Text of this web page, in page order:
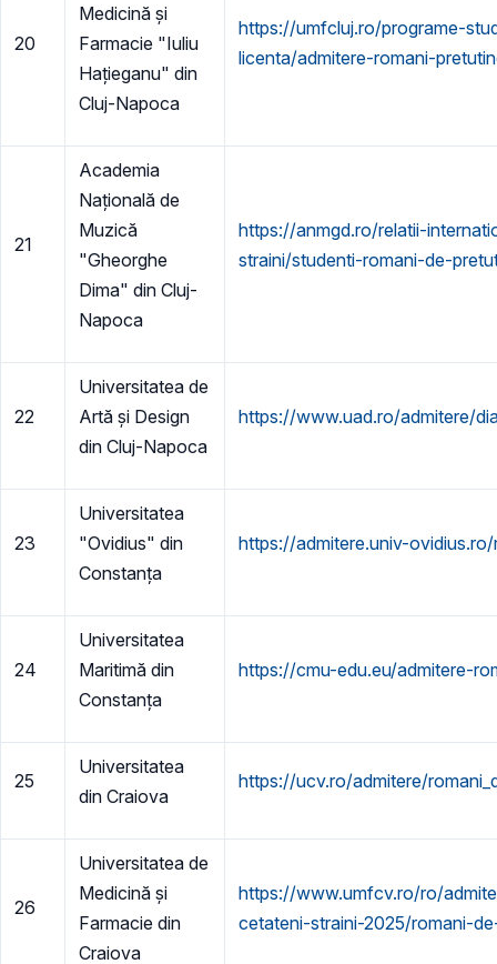
20
Medicină și
Farmacie "Iuliu
Hațieganu" din
Cluj-Napoca
https://umfcluj.ro/programe-
licenta/admitere-romani-
21
Academia
Națională de
Muzică
"Gheorghe
Dima" din Cluj-
Napoca
https://anmgd.ro/relatii-
straini/studenti-romani-de-
22
Universitatea de
Artă și Design
din Cluj-Napoca
https://www.uad.ro/admitere/
23
Universitatea
"Ovidius" din
Constanța
https://admitere.univ-
24
Universitatea
Maritimă din
Constanța
https://cmu-edu.eu/admitere-
25
Universitatea
din Craiova
https://ucv.ro/admitere/
26
Universitatea de
Medicină și
Farmacie din
Craiova
https://www.umfcv.ro/ro/
cetateni-straini-2025/romani-